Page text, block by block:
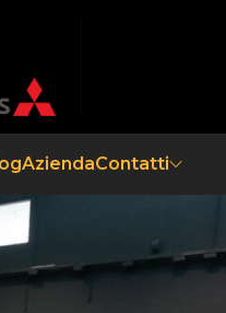
AziendaContatti